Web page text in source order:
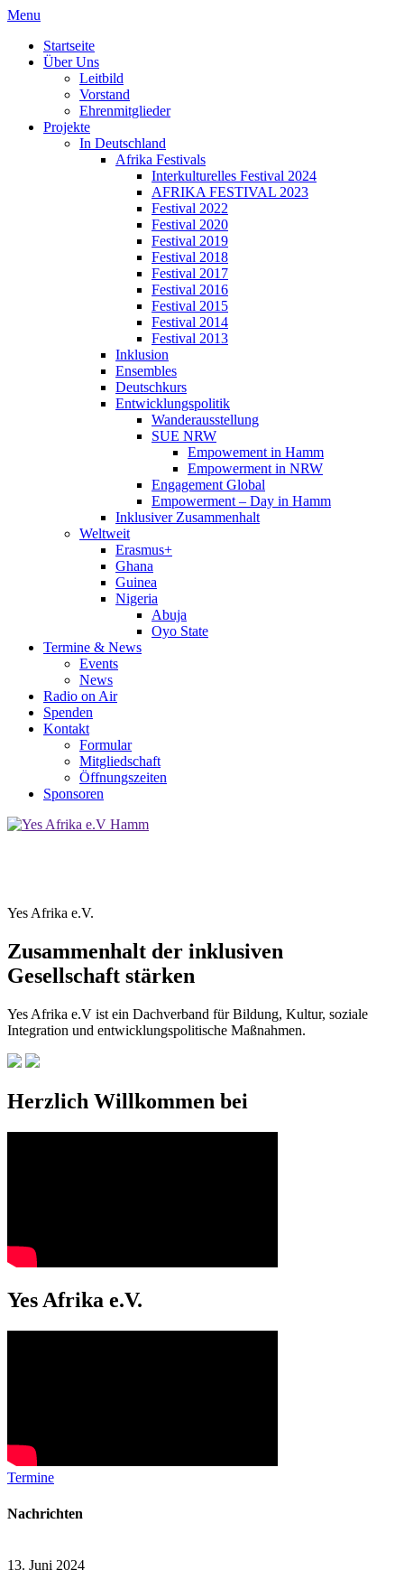
Menu
Startseite
Über Uns
Leitbild
Vorstand
Ehrenmitglieder
Projekte
In Deutschland
Afrika Festivals
Interkulturelles Festival 2024
AFRIKA FESTIVAL 2023
Festival 2022
Festival 2020
Festival 2019
Festival 2018
Festival 2017
Festival 2016
Festival 2015
Festival 2014
Festival 2013
Inklusion
Ensembles
Deutschkurs
Entwicklungspolitik
Wanderausstellung
SUE NRW
Empowement in Hamm
Empowerment in NRW
Engagement Global
Empowerment – Day in Hamm
Inklusiver Zusammenhalt
Weltweit
Erasmus+
Ghana
Guinea
Nigeria
Abuja
Oyo State
Termine & News
Events
News
Radio on Air
Spenden
Kontakt
Formular
Mitgliedschaft
Öffnungszeiten
Sponsoren
Yes Afrika e.V.
Zusammenhalt der inklusiven
Gesellschaft stärken
Yes Afrika e.V ist ein Dachverband für Bildung, Kultur, soziale
Integration und entwicklungspolitische Maßnahmen.
Herzlich Willkommen bei
Yes Afrika e.V.
Termine
Nachrichten
13. Juni 2024